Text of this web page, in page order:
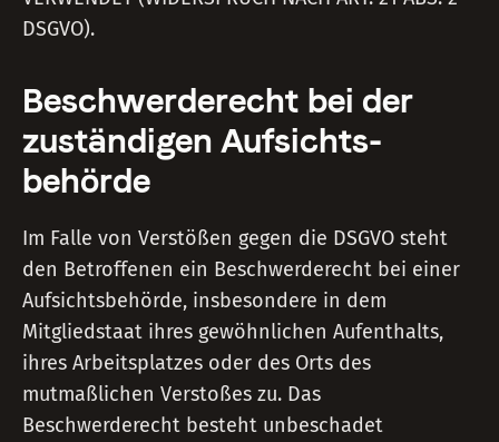
DSGVO).
Beschwerde­recht bei der
zuständigen Aufsichts­
behörde
Im Falle von Verstößen gegen die DSGVO steht
den Betroffenen ein Beschwerderecht bei einer
Aufsichtsbehörde, insbesondere in dem
Mitgliedstaat ihres gewöhnlichen Aufenthalts,
ihres Arbeitsplatzes oder des Orts des
mutmaßlichen Verstoßes zu. Das
Beschwerderecht besteht unbeschadet